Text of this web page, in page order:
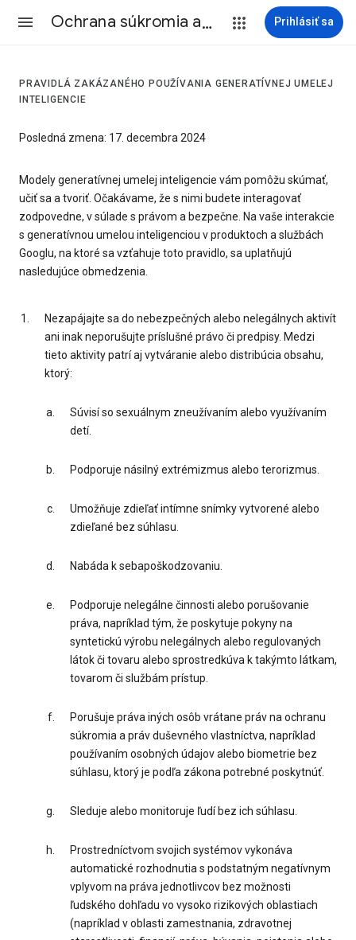
Ochrana súkromia a Zmluvné podmienky Prihlásiť sa
PRAVIDLÁ ZAKÁZANÉHO POUŽÍVANIA GENERATÍVNEJ UMELEJ
INTELIGENCIE
Posledná zmena: 17. decembra 2024
Modely generatívnej umelej inteligencie vám pomôžu skúmať,
učiť sa a tvoriť. Očakávame, že s nimi budete interagovať
zodpovedne, v súlade s právom a bezpečne. Na vaše interakcie
s generatívnou umelou inteligenciou v produktoch a službách
Googlu, na ktoré sa vzťahuje toto pravidlo, sa uplatňujú
nasledujúce obmedzenia.
Nezapájajte sa do nebezpečných alebo nelegálnych aktivít
ani inak neporušujte príslušné právo či predpisy. Medzi
tieto aktivity patrí aj vytváranie alebo distribúcia obsahu,
ktorý:
Súvisí so sexuálnym zneužívaním alebo využívaním
detí.
Podporuje násilný extrémizmus alebo terorizmus.
Umožňuje zdieľať intímne snímky vytvorené alebo
zdieľané bez súhlasu.
Nabáda k sebapoškodzovaniu.
Podporuje nelegálne činnosti alebo porušovanie
práva, napríklad tým, že poskytuje pokyny na
syntetickú výrobu nelegálnych alebo regulovaných
látok či tovaru alebo sprostredkúva k takýmto látkam,
tovarom či službám prístup.
Porušuje práva iných osôb vrátane práv na ochranu
súkromia a práv duševného vlastníctva, napríklad
používaním osobných údajov alebo biometrie bez
súhlasu, ktorý je podľa zákona potrebné poskytnúť.
Sleduje alebo monitoruje ľudí bez ich súhlasu.
Prostredníctvom svojich systémov vykonáva
automatické rozhodnutia s podstatným negatívnym
vplyvom na práva jednotlivcov bez možnosti
ľudského dohľadu vo vysoko rizikových oblastiach
(napríklad v oblasti zamestnania, zdravotnej